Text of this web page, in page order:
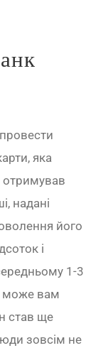
яка
отримував
надані
його
і
1-3
може вам
став ще
зовсім не